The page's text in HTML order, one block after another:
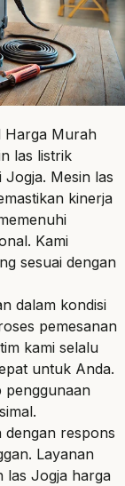
Harga Murah
las listrik
Jogja. Mesin las
kinerja
Kami
sesuai dengan
dalam kondisi
pemesanan
kami selalu
untuk Anda.
penggunaan
dengan respons
Layanan
las Jogja harga